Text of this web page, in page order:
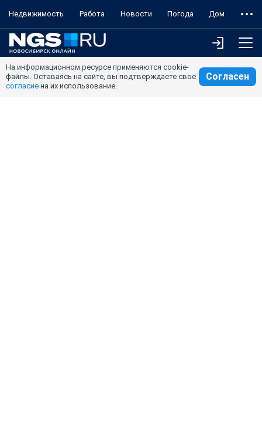
Недвижимость Работа Новости Погода Дом
На информационном ресурсе применяются cookie-
файлы. Оставаясь на сайте, вы подтверждаете свое
согласие на их использование.
Согласен